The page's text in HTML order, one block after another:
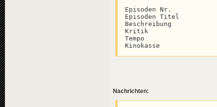
Episoden Nr.
Episoden Titel
Beschreibung
Kritik
Tempo
Kinokasse
Nachrichten: